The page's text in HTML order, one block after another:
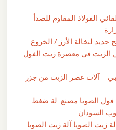
الفولاذ المقاوم للصدأ
جديد لنخالة الأرز / الخروع
الزيت في معصرة زيت الفول
– آلات عصر الزيت من جزر
فول الصويا مصنع آلة ضغط
السودان
زيت الصويا آلة زيت الصويا